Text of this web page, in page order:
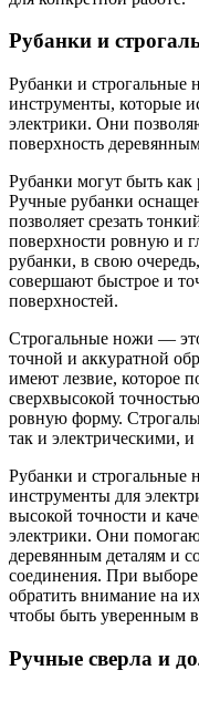
Рубанки и
Рубанки и
инструменты, которые
электрики. Они
поверхность
Рубанки могут быть
Ручные рубанки
позволяет срезать
поверхности ровную и
рубанки, в свою
совершают быстрое и
поверхностей.
Строгальные ножи —
точной и аккуратной
имеют лезвие, которое
сверхвысокой
ровную форму.
так и электрическими,
Рубанки и
инструменты для
высокой точности и
электрики. Они
деревянным деталям и
соединения. При
обратить внимание на
чтобы быть уверенным в
Ручные сверла и